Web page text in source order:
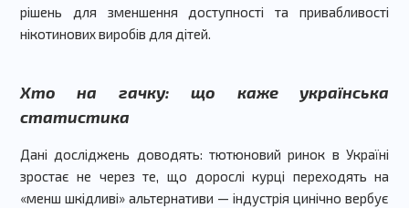
рішень для зменшення доступності та привабливості
нікотинових виробів для дітей.
Хто на гачку: що каже українська
статистика
Дані досліджень доводять: тютюновий ринок в Україні
зростає не через те, що дорослі курці переходять на
«менш шкідливі» альтернативи — індустрія цинічно вербує